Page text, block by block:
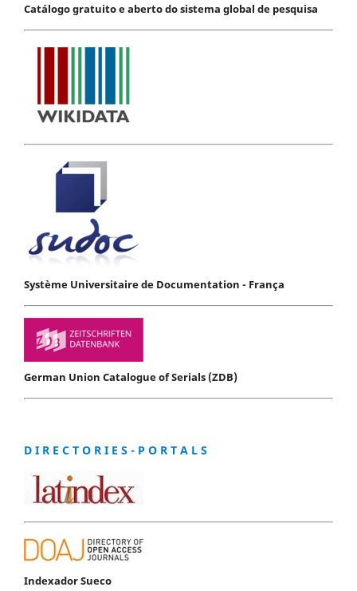
Catálogo gratuito e aberto do sistema global de pesquisa
Système Universitaire de Documentation - França
German Union Catalogue of Serials (ZDB)
D I R E C T O R I E S - P O R T A L S
Indexador Sueco